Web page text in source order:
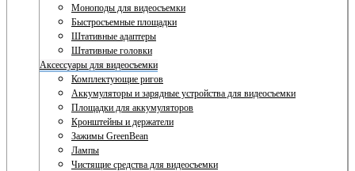
Моноподы для видеосъемки
Быстросъемные площадки
Штативные адаптеры
Штативные головки
Аксессуары для видеосъемки
Комплектующие ригов
Аккумуляторы и зарядные устройства для видеосъемки
Площадки для аккумуляторов
Кронштейны и держатели
Зажимы GreenBean
Лампы
Чистящие средства для видеосъемки